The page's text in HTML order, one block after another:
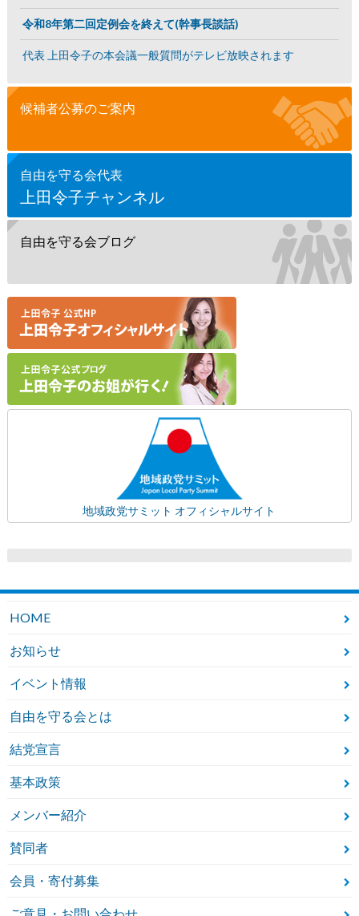
令和8年第二回定例会を終えて(幹事長談話)
代表 上田令子の本会議一般質問がテレビ放映されます
候補者公募のご案内
自由を守る会代表
上田令子チャンネル
自由を守る会ブログ
地域政党サミット オフィシャルサイト
HOME
お知らせ
イベント情報
自由を守る会とは
結党宣言
基本政策
メンバー紹介
賛同者
会員・寄付募集